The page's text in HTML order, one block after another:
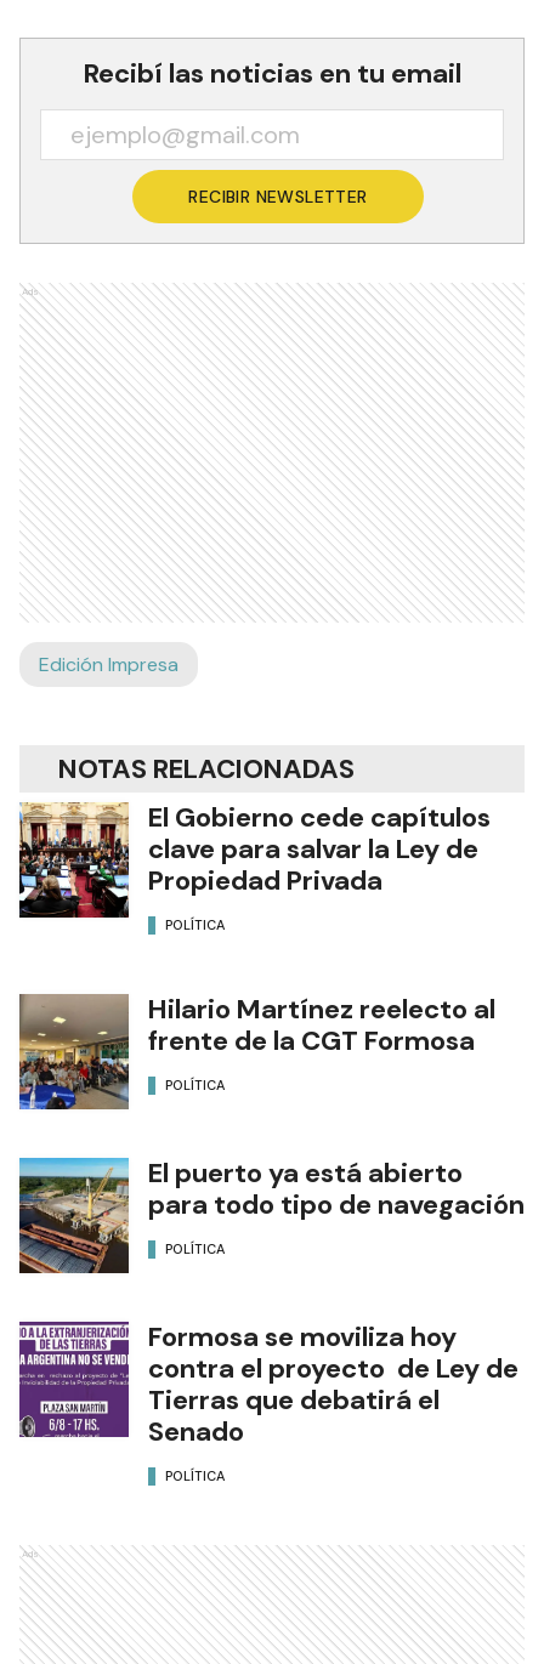
Recibí las noticias en tu email
RECIBIR NEWSLETTER
Ads
Edición Impresa
NOTAS RELACIONADAS
El Gobierno cede capítulos
clave para salvar la Ley de
Propiedad Privada
POLÍTICA
Hilario Martínez reelecto al
frente de la CGT Formosa
POLÍTICA
El puerto ya está abierto
para todo tipo de navegación
POLÍTICA
Formosa se moviliza hoy
contra el proyecto de Ley de
Tierras que debatirá el
Senado
POLÍTICA
Ads